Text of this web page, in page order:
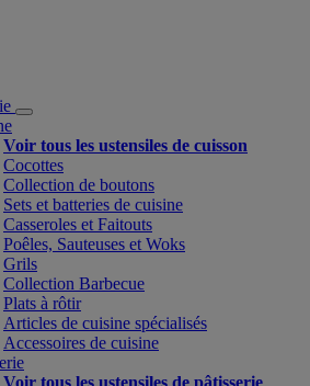
Voir tous les ustensiles de cuisson
Cocottes
Collection de boutons
Sets et batteries de cuisine
Casseroles et Faitouts
Poêles, Sauteuses et Woks
Grils
Collection Barbecue
Plats à rôtir
Articles de cuisine spécialisés
Accessoires de cuisine
Voir tous les ustensiles de pâtisserie